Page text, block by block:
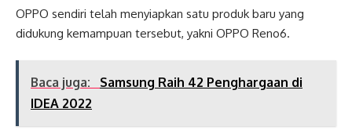
OPPO sendiri telah menyiapkan satu produk baru yang
didukung kemampuan tersebut, yakni OPPO Reno6.
Baca juga:
Samsung Raih 42 Penghargaan di
IDEA 2022